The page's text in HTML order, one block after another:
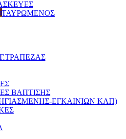
ΒΑΠΤΙΣΗΣ
ΕΓΚΑΙΝΙΩΝ ΚΛΠ)